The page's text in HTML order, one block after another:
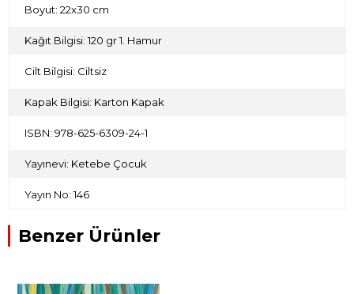
Boyut: 22x30 cm
Kağıt Bilgisi: 120 gr 1. Hamur
Cilt Bilgisi: Ciltsiz
Kapak Bilgisi: Karton Kapak
ISBN: 978-625-6309-24-1
Yayınevi: Ketebe Çocuk
Yayın No: 146
Benzer Ürünler